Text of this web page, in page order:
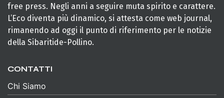
free press. Negli anni a seguire muta spirito e carattere.
L’Eco diventa più dinamico, si attesta come web journal,
rimanendo ad oggi il punto di riferimento per le notizie
della Sibaritide-Pollino.
CONTATTI
Chi Siamo